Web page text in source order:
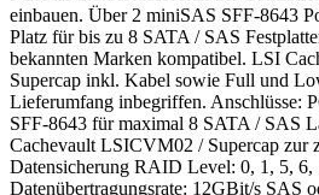
einbauen. Über 2 miniSAS SFF-8643
Platz für bis zu 8 SATA / SAS
bekannten Marken kompatibel. LSI
Supercap inkl. Kabel sowie Full und
Lieferumfang inbegriffen. Anschlüsse:
SFF-8643 für maximal 8 SATA / SAS
Cachevault LSICVM02 / Supercap zur
Datensicherung RAID Level: 0, 1, 5, 6,
Datenübertragungsrate: 12GBit/s SAS